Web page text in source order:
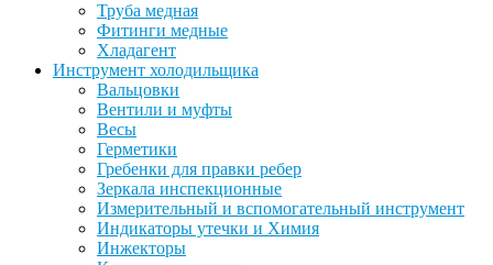
Труба медная
Фитинги медные
Хладагент
Инструмент холодильщика
Вальцовки
Вентили и муфты
Весы
Герметики
Гребенки для правки ребер
Зеркала инспекционные
Измерительный и вспомогательный инструмент
Индикаторы утечки и Химия
Инжекторы